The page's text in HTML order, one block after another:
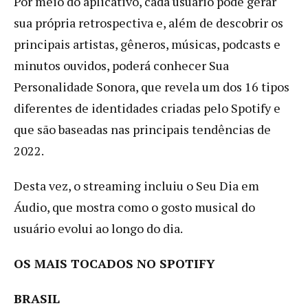
sua própria retrospectiva e, além de descobrir os
principais artistas, gêneros, músicas, podcasts e
minutos ouvidos, poderá conhecer Sua
Personalidade Sonora, que revela um dos 16 tipos
diferentes de identidades criadas pelo Spotify e
que são baseadas nas principais tendências de
2022.
Desta vez, o streaming incluiu o Seu Dia em
Áudio, que mostra como o gosto musical do
usuário evolui ao longo do dia.
OS MAIS TOCADOS NO SPOTIFY
BRASIL